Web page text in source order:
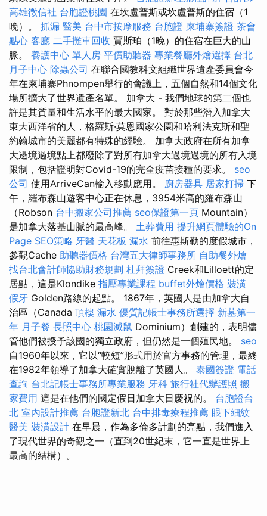
高雄徵信社 台胞證桃園 在坎盧普斯或坎盧普斯的住宿（1
晚）。 抓漏 醫美 台中市按摩服務 台胞證 柬埔寨簽證 茶會
點心 客廳 二手攤車回收 賈斯珀（1晚）的住宿在巨大的山
脈。 養護中心 單人房 平價助聽器 專業餐廳外燴選擇 台北
月子中心 除蟲公司 在聯合國教科文組織世界遺產委員會今
年在柬埔寨Phnompen舉行的會議上，五個自然和14個文化
場所擴大了世界遺產名單。 加拿大 - 我們地球的第二個也
許是其質量和生活水平的最大國家。 對於那些潛入加拿大
東大西洋省的人，格羅斯·莫恩國家公園和哈利法克斯和聖
約翰城市的美麗都有特殊的經驗。 加拿大政府在所有加拿
大邊境過境點上都廢除了對所有加拿大過境過境的所有入境
限制，包括證明對Covid-19的完全疫苗接種的要求。 seo
公司 使用ArriveCan輸入移動應用。 廚房器具 居家打掃 下
午，羅布森山遊客中心正在休息，3954米高的羅布森山
（Robson 台中搬家公司推薦 seo保證第一頁 Mountain）
是加拿大落基山脈的最高峰。 土葬費用 提升網頁體驗的On
Page SEO策略 牙醫 天花板 漏水 前往惠斯勒的度假城市，
參觀Cache 助聽器價格 台灣五大律師事務所 自助餐外燴
找台北會計師協助財務規劃 杜拜簽證 Creek和Lilloett的定
居點，這是Klondike 指壓專業課程 buffet外燴價格 裝潢
假牙 Golden路線的起點。 1867年，英國人是由加拿大自
治區（Canada 頂樓 漏水 優質記帳士事務所選擇 新墓第一
年 月子餐 長照中心 桃園滅鼠 Dominium）創建的，表明儘
管他們被授予該國的獨立政府，但仍然是一個殖民地。 seo
自1960年以來，它以“較短”形式用於官方事務的管理，最終
在1982年領導了加拿大確實脫離了英國人。 泰國簽證 電話
查詢 台北記帳士事務所專業服務 牙科 旅行社代辦護照 搬
家費用 這是在他們的國定假日加拿大日慶祝的。 台胞證台
北 室內設計推薦 台胞證新北 台中排毒療程推薦 眼下細紋
醫美 裝潢設計 在早晨，作為多倫多計劃的亮點，我們進入
了現代世界的奇觀之一（直到20世紀末，它一直是世界上
最高的結構）。